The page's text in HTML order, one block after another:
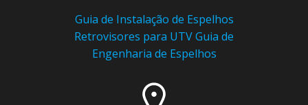
Guia de Instalação de Espelhos
Retrovisores para UTVGuia de
Engenharia de Espelhos